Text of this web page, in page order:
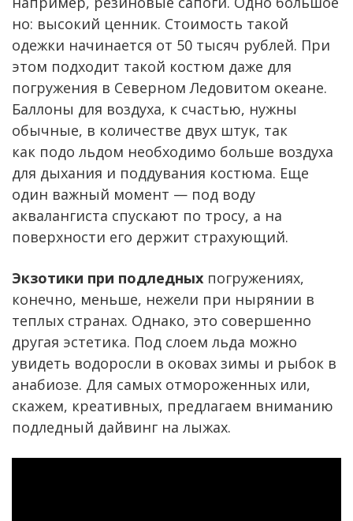
но: высокий ценник. Стоимость такой
одежки начинается от 50 тысяч рублей. При
этом подходит такой костюм даже для
погружения в Северном Ледовитом океане.
Баллоны для воздуха, к счастью, нужны
обычные, в количестве двух штук, так
как подо льдом необходимо больше воздуха
для дыхания и поддувания костюма. Еще
один важный момент — под воду
аквалангиста спускают по тросу, а на
поверхности его держит страхующий.
Экзотики при подледных погружениях,
конечно, меньше, нежели при нырянии в
теплых странах. Однако, это совершенно
другая эстетика. Под слоем льда можно
увидеть водоросли в оковах зимы и рыбок в
анабиозе. Для самых отмороженных или,
скажем, креативных, предлагаем вниманию
подледный дайвинг на лыжах.